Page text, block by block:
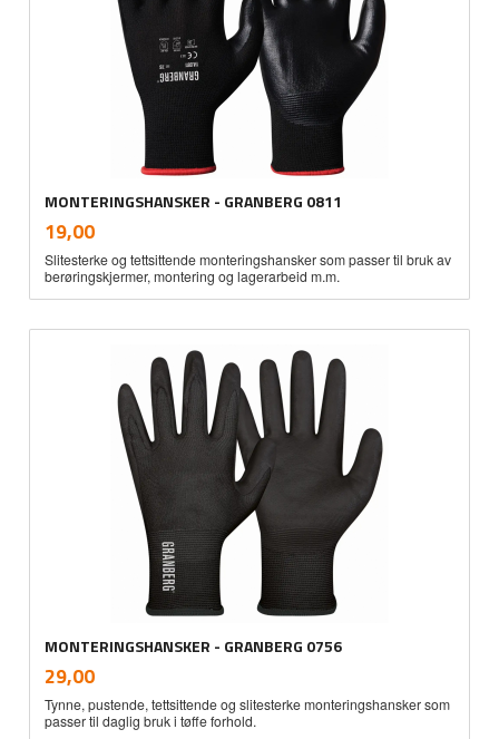
MONTERINGSHANSKER - GRANBERG 0811
Pris
19,00mva.
Slitesterke og tettsittende monteringshansker som passer til bruk av
berøringskjermer, montering og lagerarbeid m.m.
MONTERINGSHANSKER - GRANBERG 0756
Pris
29,00mva.
Tynne, pustende, tettsittende og slitesterke monteringshansker som
passer til daglig bruk i tøffe forhold.